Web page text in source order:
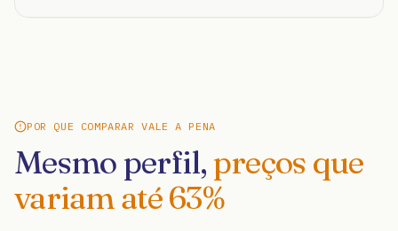
POR QUE COMPARAR VALE A PENA
Mesmo perfil, preços que
variam até63%